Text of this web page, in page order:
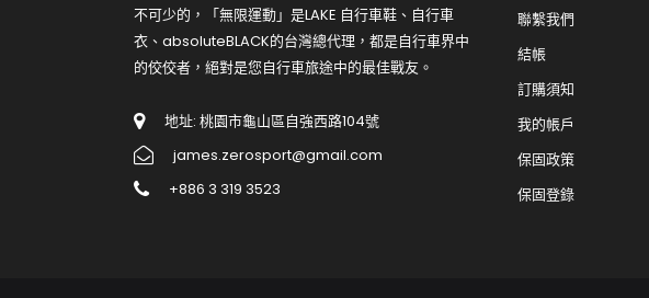
不可少的，「無限運動」是LAKE 自行車鞋、自行車
衣、absoluteBLACK的台灣總代理，都是自行車界中
的佼佼者，絕對是您自行車旅途中的最佳戰友。
地址: 桃園市龜山區自強西路104號
james.zerosport@gmail.com
+886 3 319 3523
聯繫我們
結帳
訂購須知
我的帳戶
保固政策
保固登錄